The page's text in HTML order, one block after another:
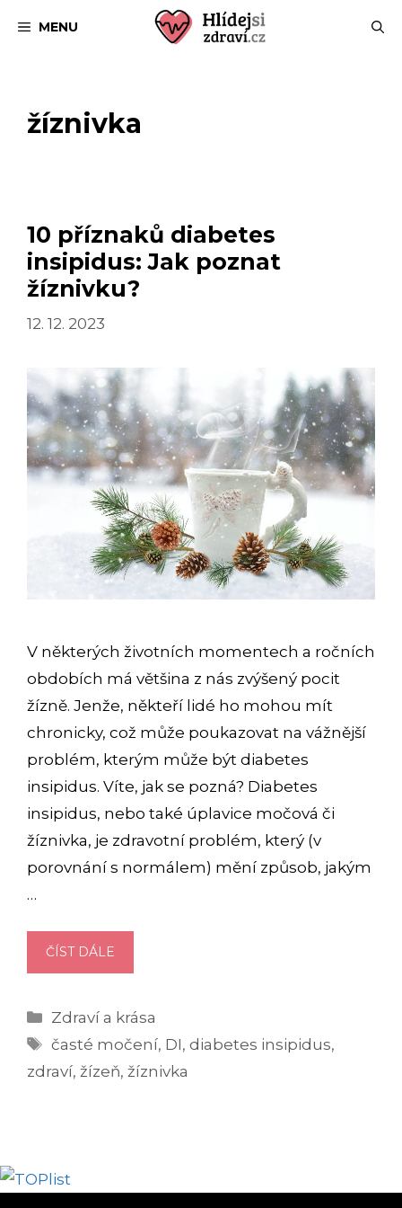
MENU
žíznivka
10 příznaků diabetes
insipidus: Jak poznat
žíznivku?
12. 12. 2023
V některých životních momentech a ročních
obdobích má většina z nás zvýšený pocit
žízně. Jenže, někteří lidé ho mohou mít
chronicky, což může poukazovat na vážnější
problém, kterým může být diabetes
insipidus. Víte, jak se pozná? Diabetes
insipidus, nebo také úplavice močová či
žíznivka, je zdravotní problém, který (v
porovnání s normálem) mění způsob, jakým
…
ČÍST DÁLE
PŘÍZNAKŮ
INSIPIDUS:
JAK
POZNAT
Rubriky
Zdraví a krása
Štítky
časté močení, DI,diabetes insipidus,
zdraví, žízeň, žíznivka